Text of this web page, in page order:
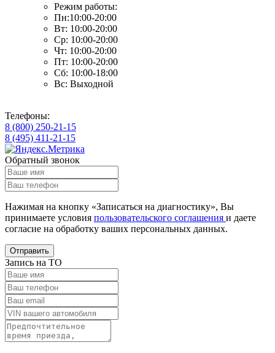
Режим работы:
Пн:10:00-20:00
Вт: 10:00-20:00
Ср: 10:00-20:00
Чт: 10:00-20:00
Пт: 10:00-20:00
Сб: 10:00-18:00
Вс: Выходной
Телефоны:
8 (800) 250-21-15
8 (495) 411-21-15
Обратный звонок
Нажимая на кнопку «Записаться на диагностику», Вы
принимаете условия пользовательского соглашения и даете
согласие на обработку ваших персональных данных.
Отправить
Запись на ТО